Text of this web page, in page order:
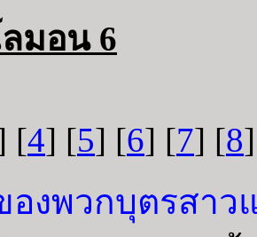
มอน 6
[4] [5] [6] [7] [8]
งพวกบุตรสาว